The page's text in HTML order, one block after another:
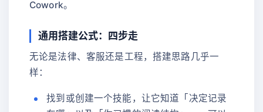
Cowork。
通用搭建公式：四步走
无论是法律、客服还是工程，搭建思路几乎一
样：
找到或创建一个技能，让它知道「决定记录